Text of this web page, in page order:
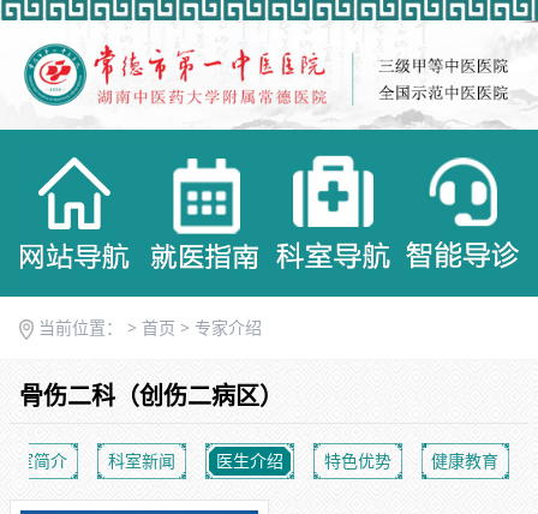
当前位置： > 首页 > 专家介绍
骨伤二科（创伤二病区）
科室简介 科室新闻 医生介绍 特色优势 健康教育